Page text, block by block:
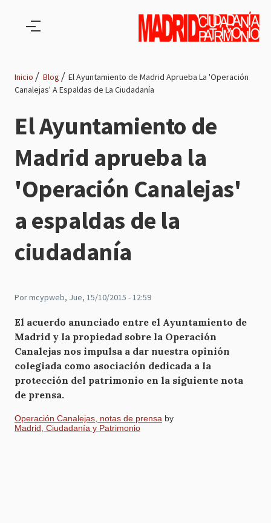
de
navegación
Inicio Blog
El Ayuntamiento de Madrid Aprueba La 'Operación
Canalejas' A Espaldas de La Ciudadanía
El Ayuntamiento de
Madrid aprueba la
'Operación Canalejas'
a espaldas de la
ciudadanía
Pormcypweb, Jue, 15/10/2015 - 12:59
El acuerdo anunciado entre el Ayuntamiento de
Madrid y la propiedad sobre la Operación
Canalejas nos impulsa a dar nuestra opinión
colegiada como asociación dedicada a la
protección del patrimonio en la siguiente nota
de prensa.
Operación Canalejas, notas de prensa by
Madrid, Ciudadanía y Patrimonio